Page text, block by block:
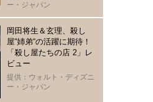
ー・ジャパン
岡田将生＆玄理、殺し
屋“姉弟“の活躍に期待！
「殺し屋たちの店 2」レ
ビュー
提供：ウォルト・ディズニ
ー・ジャパン